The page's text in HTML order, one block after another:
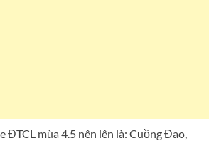
ĐTCL mùa 4.5 nên lên là: Cuồng Đao,